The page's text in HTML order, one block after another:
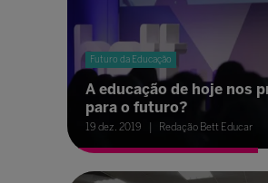
Futuro da Educação
A educação de hoje nos
para o futuro?
19 dez. 2019 Redação Bett Educar